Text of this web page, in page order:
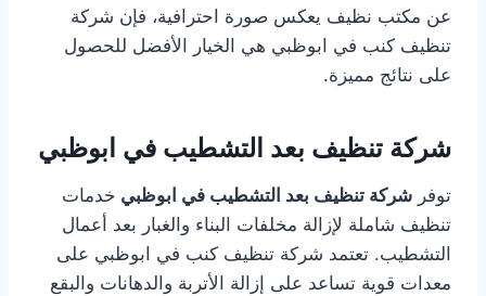
عن مكتب نظيف يعكس صورة احترافية، فإن شركة
تنظيف كنب في ابوظبي هي الخيار الأفضل للحصول
على نتائج مميزة.
شركة تنظيف بعد التشطيب في ابوظبي
توفر شركة تنظيف بعد التشطيب في ابوظبي خدمات
تنظيف شاملة لإزالة مخلفات البناء والغبار بعد أعمال
التشطيب. تعتمد شركة تنظيف كنب في ابوظبي على
معدات قوية تساعد على إزالة الأتربة والدهانات والبقع